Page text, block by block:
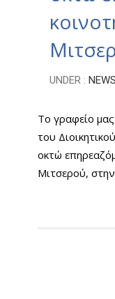
UNDER : NEWS
Το γραφείο
του
οκτώ
Μιτσερού,